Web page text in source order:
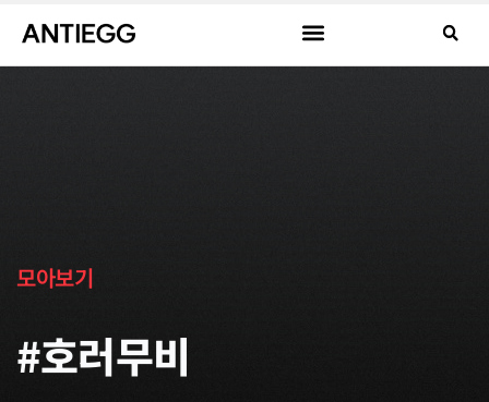
모아보기
#호러무비